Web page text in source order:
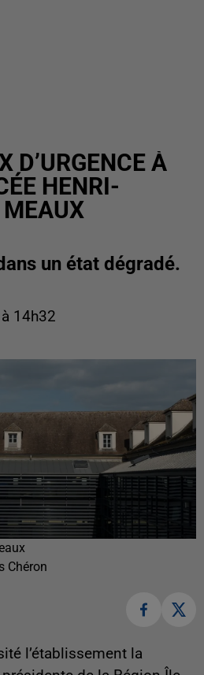
D’URGENCE À
HENRI-
un état dégradé.
14h32
Chéron
l’établissement la